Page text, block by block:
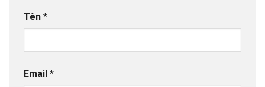
Tên *
Email *